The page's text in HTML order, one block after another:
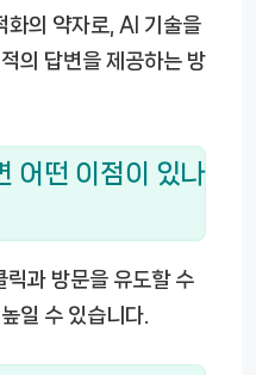
의 약자로, AI 기술을
의 답변을 제공하는 방
어떤 이점이 있나
과 방문을 유도할 수
일 수 있습니다.